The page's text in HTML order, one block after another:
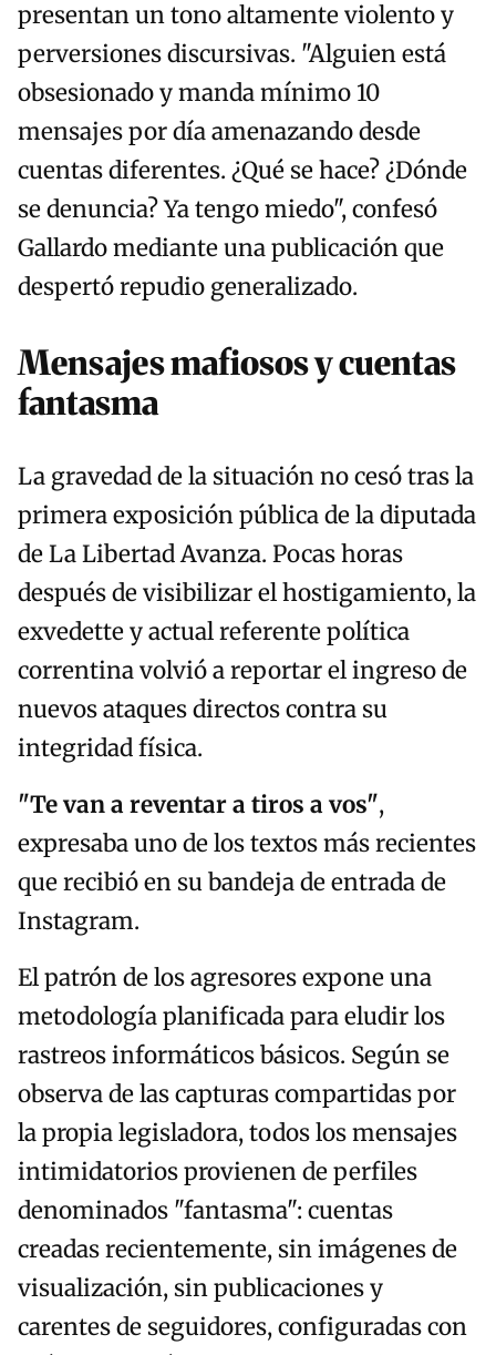
presentan un tono altamente violento y
perversiones discursivas. "Alguien está
obsesionado y manda mínimo 10
mensajes por día amenazando desde
cuentas diferentes. ¿Qué se hace? ¿Dónde
se denuncia? Ya tengo miedo", confesó
Gallardo mediante una publicación que
despertó repudio generalizado.
Mensajes mafiosos y cuentas
fantasma
La gravedad de la situación no cesó tras la
primera exposición pública de la diputada
de La Libertad Avanza. Pocas horas
después de visibilizar el hostigamiento, la
exvedette y actual referente política
correntina volvió a reportar el ingreso de
nuevos ataques directos contra su
integridad física.
"Te van a reventar a tiros a vos",
expresaba uno de los textos más recientes
que recibió en su bandeja de entrada de
Instagram.
El patrón de los agresores expone una
metodología planificada para eludir los
rastreos informáticos básicos. Según se
observa de las capturas compartidas por
la propia legisladora, todos los mensajes
intimidatorios provienen de perfiles
denominados "fantasma": cuentas
creadas recientemente, sin imágenes de
visualización, sin publicaciones y
carentes de seguidores, configuradas con